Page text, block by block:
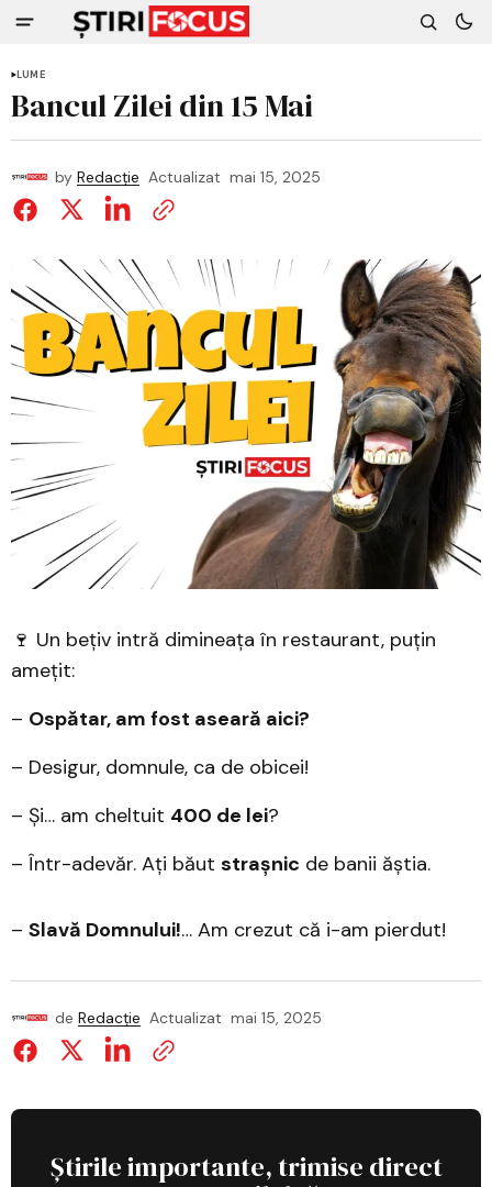
LUME
Bancul Zilei din 15 Mai
by Redacție Actualizat mai 15, 2025
🍷 Un bețiv intră dimineața în restaurant, puțin
amețit:
– Ospătar, am fost aseară aici?
– Desigur, domnule, ca de obicei!
– Și… am cheltuit 400 de lei?
– Într-adevăr. Ați băut strașnic de banii ăștia.
– Slavă Domnului!… Am crezut că i-am pierdut!
de Redacție Actualizat mai 15, 2025
Știrile importante, trimise direct